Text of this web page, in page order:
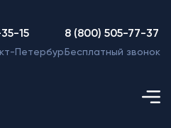
15
Петербурге
8 (800) 505-77-37
Бесплатный звонок